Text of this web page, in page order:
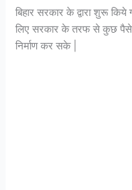
बिहार सरकार के द्वारा शुरू
लिए सरकार के तरफ से कुछ पैसे
निर्माण कर सके |